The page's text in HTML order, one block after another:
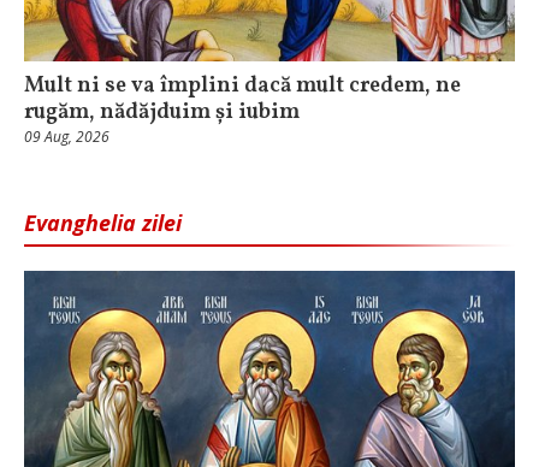
Mult ni se va împlini dacă mult credem, ne
rugăm, nădăjduim și iubim
09 Aug, 2026
Evanghelia zilei